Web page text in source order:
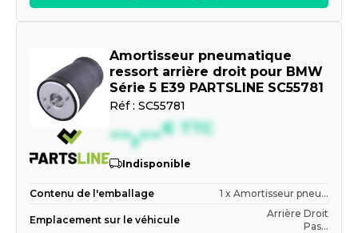
Amortisseur pneumatique
ressort arrière droit pour BMW
Série 5 E39 PARTSLINE SC55781
Réf : SC55781
--,--€ TTC
Indisponible
Contenu de l'emballage 1 x Amortisseur pneu...
Emplacement sur le véhicule
Arrière Droit
Pas...